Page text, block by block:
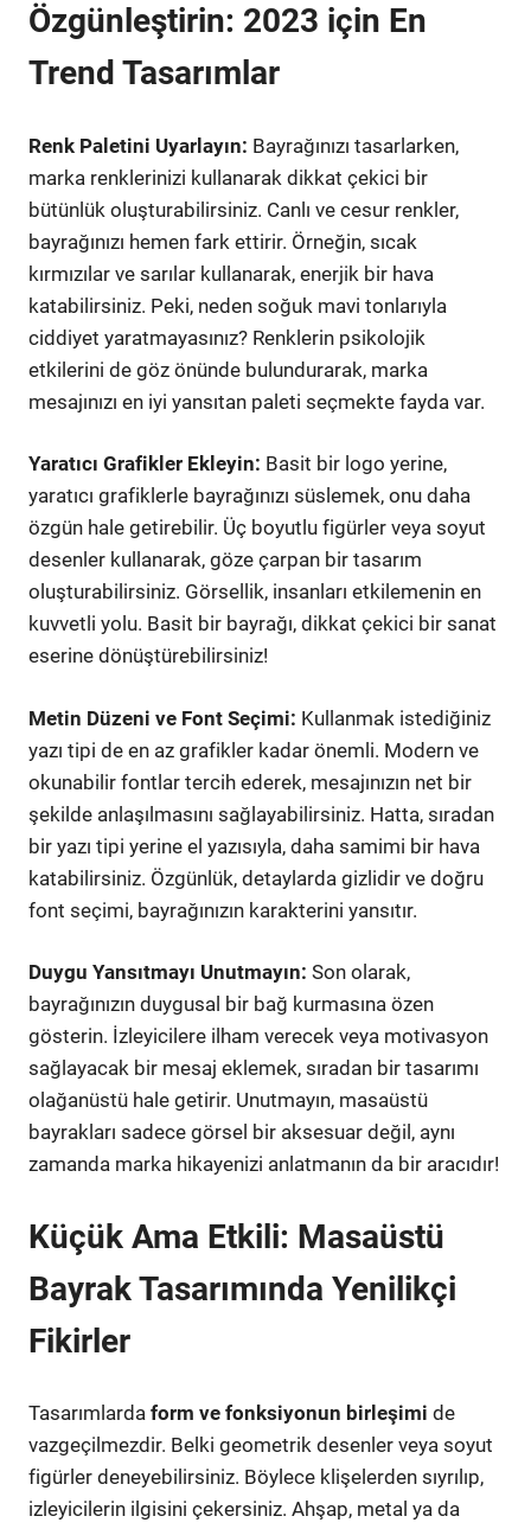
Özgünleştirin: 2023 için En
Trend Tasarımlar
Renk Paletini Uyarlayın: Bayrağınızı tasarlarken,
marka renklerinizi kullanarak dikkat çekici bir
bütünlük oluşturabilirsiniz. Canlı ve cesur renkler,
bayrağınızı hemen fark ettirir. Örneğin, sıcak
kırmızılar ve sarılar kullanarak, enerjik bir hava
katabilirsiniz. Peki, neden soğuk mavi tonlarıyla
ciddiyet yaratmayasınız? Renklerin psikolojik
etkilerini de göz önünde bulundurarak, marka
mesajınızı en iyi yansıtan paleti seçmekte fayda var.
Yaratıcı Grafikler Ekleyin: Basit bir logo yerine,
yaratıcı grafiklerle bayrağınızı süslemek, onu daha
özgün hale getirebilir. Üç boyutlu figürler veya soyut
desenler kullanarak, göze çarpan bir tasarım
oluşturabilirsiniz. Görsellik, insanları etkilemenin en
kuvvetli yolu. Basit bir bayrağı, dikkat çekici bir sanat
eserine dönüştürebilirsiniz!
Metin Düzeni ve Font Seçimi: Kullanmak istediğiniz
yazı tipi de en az grafikler kadar önemli. Modern ve
okunabilir fontlar tercih ederek, mesajınızın net bir
şekilde anlaşılmasını sağlayabilirsiniz. Hatta, sıradan
bir yazı tipi yerine el yazısıyla, daha samimi bir hava
katabilirsiniz. Özgünlük, detaylarda gizlidir ve doğru
font seçimi, bayrağınızın karakterini yansıtır.
Duygu Yansıtmayı Unutmayın: Son olarak,
bayrağınızın duygusal bir bağ kurmasına özen
gösterin. İzleyicilere ilham verecek veya motivasyon
sağlayacak bir mesaj eklemek, sıradan bir tasarımı
olağanüstü hale getirir. Unutmayın, masaüstü
bayrakları sadece görsel bir aksesuar değil, aynı
zamanda marka hikayenizi anlatmanın da bir aracıdır!
Küçük Ama Etkili: Masaüstü
Bayrak Tasarımında Yenilikçi
Fikirler
Tasarımlarda form ve fonksiyonun birleşimi de
vazgeçilmezdir. Belki geometrik desenler veya soyut
figürler deneyebilirsiniz. Böylece klişelerden sıyrılıp,
izleyicilerin ilgisini çekersiniz. Ahşap, metal ya da